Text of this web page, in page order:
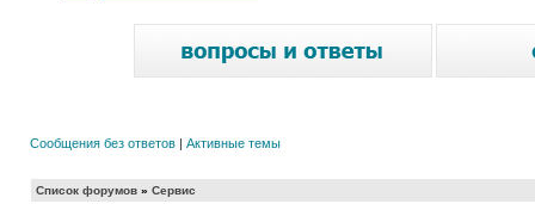
Сообщения без ответов | Активные темы
Список форумов » Сервис